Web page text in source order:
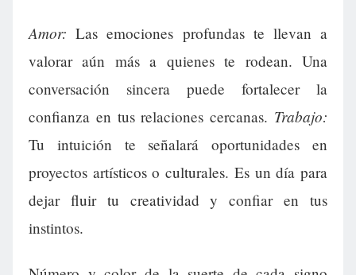
Amor: Las emociones profundas te llevan a
valorar aún más a quienes te rodean. Una
conversación sincera puede fortalecer la
confianza en tus relaciones cercanas. Trabajo:
Tu intuición te señalará oportunidades en
proyectos artísticos o culturales. Es un día para
dejar fluir tu creatividad y confiar en tus
instintos.